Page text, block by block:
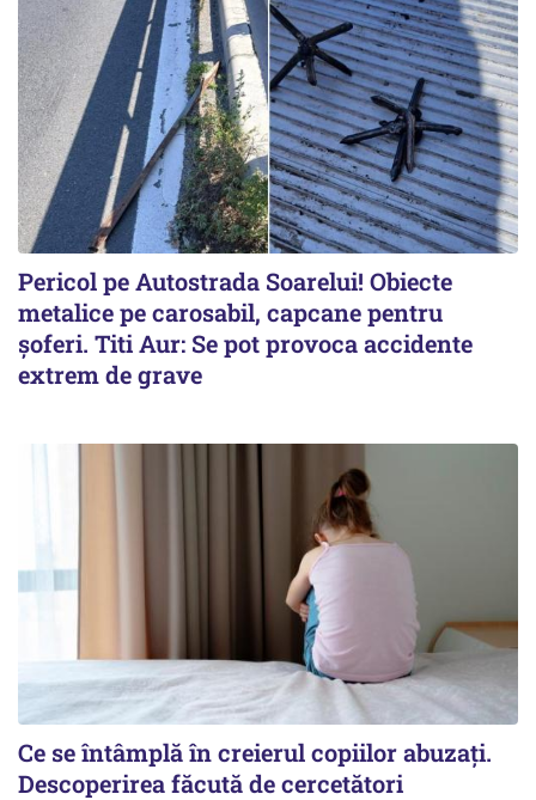
Pericol pe Autostrada Soarelui! Obiecte
metalice pe carosabil, capcane pentru
șoferi. Titi Aur: Se pot provoca accidente
extrem de grave
Ce se întâmplă în creierul copiilor abuzați.
Descoperirea făcută de cercetători